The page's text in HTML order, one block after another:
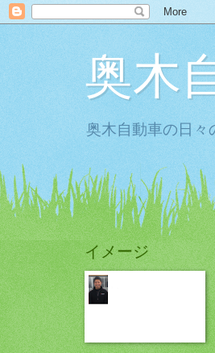
奥木
奥木自動車の日々
イメージ